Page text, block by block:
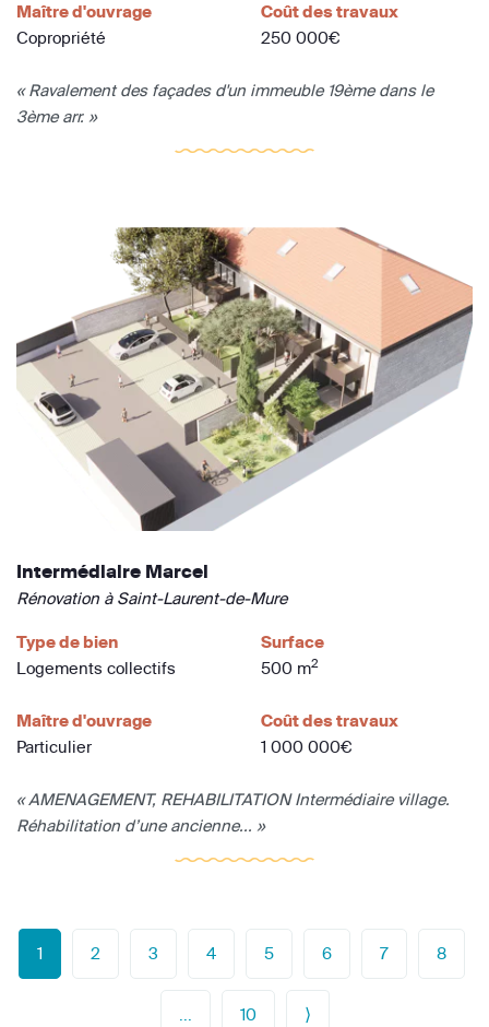
Maître d'ouvrage
Copropriété
Coût des travaux
250 000€
« Ravalement des façades d'un immeuble 19ème dans le
3ème arr. »
Intermédiaire Marcel
Rénovation à Saint-Laurent-de-Mure
Type de bien
Logements collectifs
Surface
500 m2
Maître d'ouvrage
Particulier
Coût des travaux
1 000 000€
« AMENAGEMENT, REHABILITATION Intermédiaire village.
Réhabilitation d’une ancienne... »
1 2 3 4 5 6 7 8
... 10 ⟩